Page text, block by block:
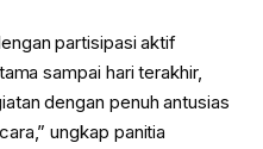
partisipasi aktif
sampai hari terakhir,
dengan penuh antusias
ungkap panitia